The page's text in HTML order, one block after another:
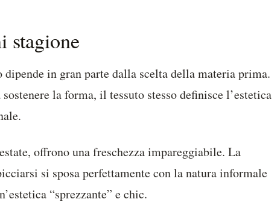
stagione
in gran parte dalla scelta della materia prima.
la forma, il tessuto stesso definisce l’estetica
offrono una freschezza impareggiabile. La
si sposa perfettamente con la natura informale
“sprezzante” e chic.